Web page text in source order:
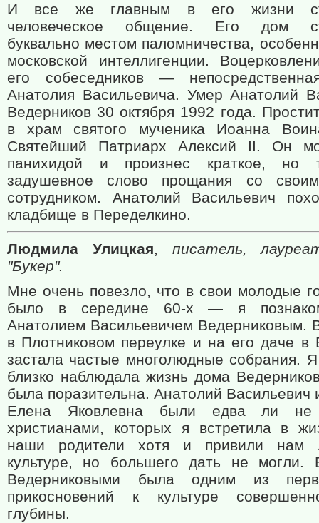
И все же главным в его жизни
человеческое общение. Его дом
буквально местом паломничества,
московской интеллигенции.
его собеседников —
Анатолия Васильевича. Умер Анатолий
Ведерников 30 октября 1992 года.
в храм святого мученика Иоанна
Святейший Патриарх Алексий II. Он
панихидой и произнес краткое, но
задушевное слово прощания со
сотрудником. Анатолий Васильевич
кладбище в Переделкино.
Людмила Улицкая, писатель,
"Букер".
Мне очень повезло, что в свои молодые
было в середине 60-х — я
Анатолием Васильевичем Ведерниковым.
в Плотниковом переулке и на его даче в
застала частые многолюдные собрания.
близко наблюдала жизнь дома
была поразительна. Анатолий Васильевич
Елена Яковлевна были едва ли не
христианами, которых я встретила в
наши родители хотя и привили нам
культуре, но большего дать не могли.
Ведерниковыми была одним из
прикосновений к культуре
глубины.